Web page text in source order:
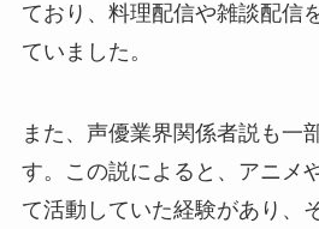
ており、料理配信や雑談配信
ていました。
また、声優業界関係者説も一
す。この説によると、アニメ
て活動していた経験があり、